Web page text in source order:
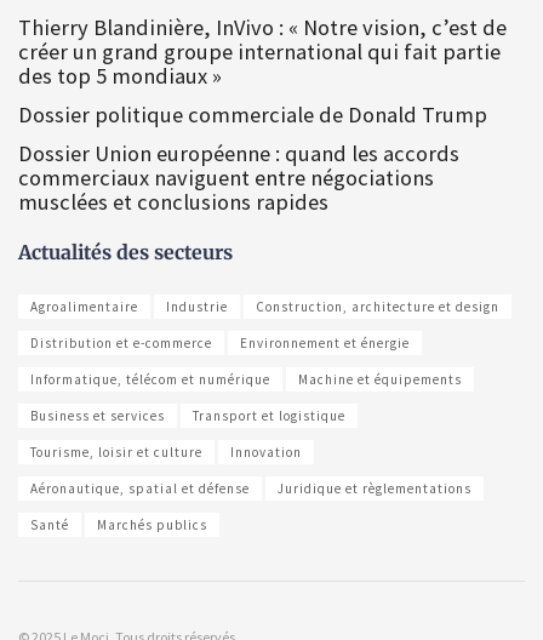
Thierry Blandinière, InVivo : « Notre vision, c’est de
créer un grand groupe international qui fait partie
des top 5 mondiaux »
Dossier politique commerciale de Donald Trump
Dossier Union européenne : quand les accords
commerciaux naviguent entre négociations
musclées et conclusions rapides
Actualités des secteurs
Agroalimentaire Industrie Construction, architecture et design
Distribution et e-commerce Environnement et énergie
Informatique, télécom et numérique Machine et équipements
Business et services Transport et logistique
Tourisme, loisir et culture Innovation
Aéronautique, spatial et défense Juridique et règlementations
Santé Marchés publics